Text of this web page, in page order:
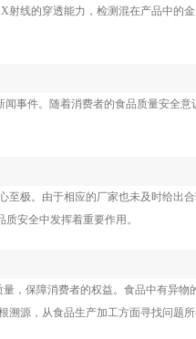
线的穿透能力，检测混在产品中的
事件。随着消费者的食品质量安全
极。由于相应的厂家也未及时给出
安全中发挥着重要作用。
，保障消费者的权益。食品中有异
源，从食品生产加工方面寻找问题